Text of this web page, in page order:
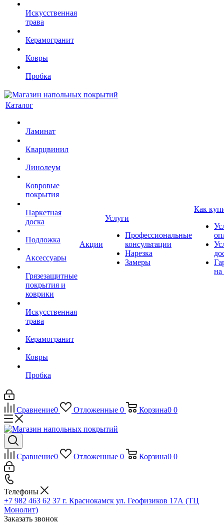
Искусственная
трава
Керамогранит
Ковры
Пробка
Каталог
Ламинат
Кварцвинил
Линолеум
Ковровые
покрытия
Паркетная
доска
Подложка
Аксессуары
Грязезащитные
покрытия и
коврики
Искусственная
трава
Керамогранит
Ковры
Пробка
Акции
Услуги
Профессиональные
консультации
Нарезка
Замеры
Как
на
Сравнение0 Отложенные 0 Корзина0 0
Сравнение0 Отложенные 0 Корзина0 0
Телефоны
+7 982 463 62 37 г. Краснокамск ул. Геофизиков 17А (ТЦ
Монолит)
Заказать звонок